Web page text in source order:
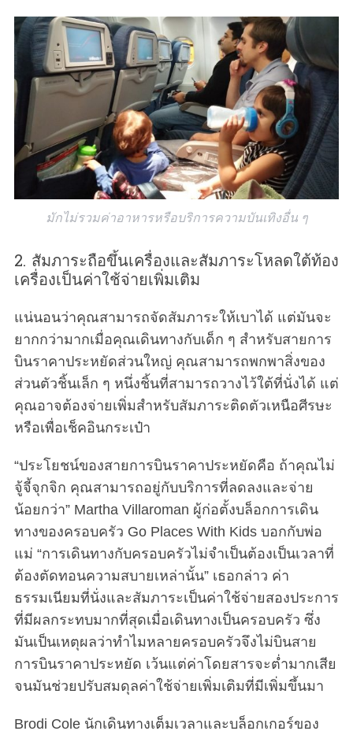
มักไม่รวมค่าอาหารหรือบริการความบันเทิงอื่น ๆ
2. สัมภาระถือขึ้นเครื่องและสัมภาระโหลดใต้ท้อง
เครื่องเป็นค่าใช้จ่ายเพิ่มเติม
แน่นอนว่าคุณสามารถจัดสัมภาระให้เบาได้ แต่มันจะ
ยากกว่ามากเมื่อคุณเดินทางกับเด็ก ๆ สำหรับสายการ
บินราคาประหยัดส่วนใหญ่ คุณสามารถพกพาสิ่งของ
ส่วนตัวชิ้นเล็ก ๆ หนึ่งชิ้นที่สามารถวางไว้ใต้ที่นั่งได้ แต่
คุณอาจต้องจ่ายเพิ่มสำหรับสัมภาระติดตัวเหนือศีรษะ
หรือเพื่อเช็คอินกระเป๋า
“ประโยชน์ของสายการบินราคาประหยัดคือ ถ้าคุณไม่
จู้จี้จุกจิก คุณสามารถอยู่กับบริการที่ลดลงและจ่าย
น้อยกว่า” Martha Villaroman ผู้ก่อตั้งบล็อกการเดิน
ทางของครอบครัว Go Places With Kids บอกกับพ่อ
แม่ “การเดินทางกับครอบครัวไม่จำเป็นต้องเป็นเวลาที่
ต้องตัดทอนความสบายเหล่านั้น” เธอกล่าว ค่า
ธรรมเนียมที่นั่งและสัมภาระเป็นค่าใช้จ่ายสองประการ
ที่มีผลกระทบมากที่สุดเมื่อเดินทางเป็นครอบครัว ซึ่ง
มันเป็นเหตุผลว่าทำไมหลายครอบครัวจึงไม่บินสาย
การบินราคาประหยัด เว้นแต่ค่าโดยสารจะต่ำมากเสีย
จนมันช่วยปรับสมดุลค่าใช้จ่ายเพิ่มเติมที่มีเพิ่มขึ้นมา
Brodi Cole นักเดินทางเต็มเวลาและบล็อกเกอร์ของ